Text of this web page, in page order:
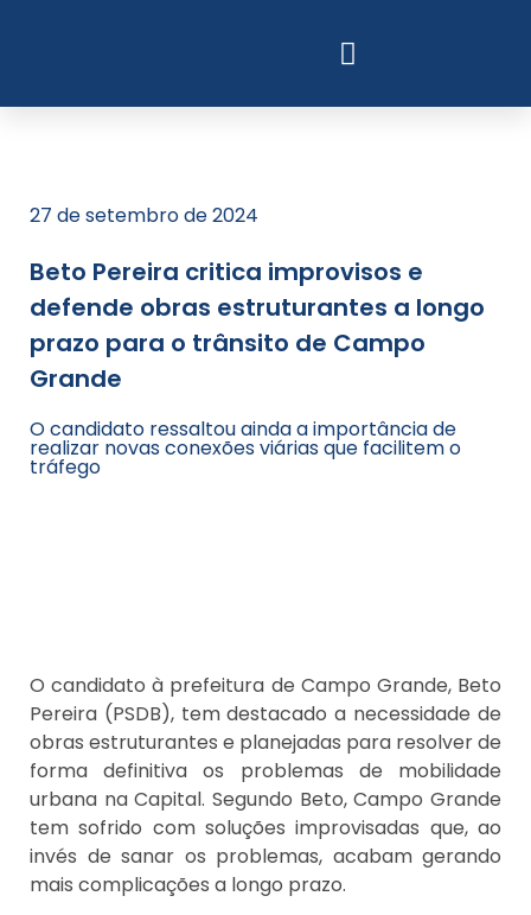
27 de setembro de 2024
Beto Pereira critica improvisos e
defende obras estruturantes a longo
prazo para o trânsito de Campo
Grande
O candidato ressaltou ainda a importância de
realizar novas conexões viárias que facilitem o
tráfego
O candidato à prefeitura de Campo Grande, Beto
Pereira (PSDB), tem destacado a necessidade de
obras estruturantes e planejadas para resolver de
forma definitiva os problemas de mobilidade
urbana na Capital. Segundo Beto, Campo Grande
tem sofrido com soluções improvisadas que, ao
invés de sanar os problemas, acabam gerando
mais complicações a longo prazo.